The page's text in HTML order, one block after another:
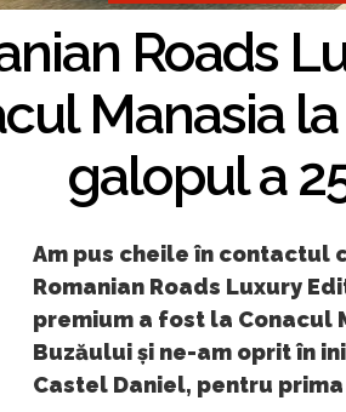
Roads
Manasia
galopul a
Am pus cheile în contactul
Romanian Roads Luxury
premium a fost la Conacul
Buzăului și ne-am oprit în
Castel Daniel, pentru